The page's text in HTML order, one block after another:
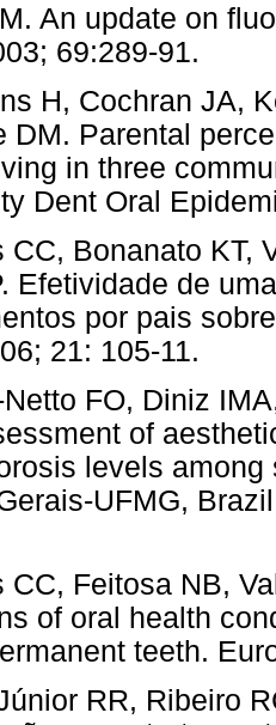
An update on
69:289-91.
H, Cochran JA,
DM. Parental
in three
Dent Oral
CC, Bonanato KT,
Efetividade de
por pais
21: 105-11.
FO, Diniz
of
levels
UFMG,
CC, Feitosa NB,
of oral health
teeth.
RR, Ribeiro